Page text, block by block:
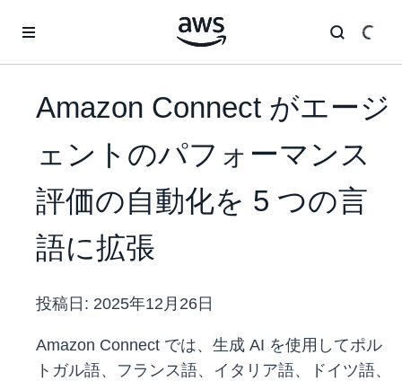
Amazon Connect がエージ
ェントのパフォーマンス
評価の自動化を 5 つの言
語に拡張
投稿日: 2025年12月26日
Amazon Connect では、生成 AI を使用してポル
トガル語、フランス語、イタリア語、ドイツ語、